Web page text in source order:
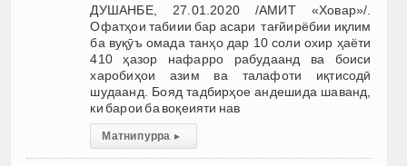
ДУШАНБЕ, 27.01.2020 /АМИТ «Ховар»/.
Офатҳои табиии бар асари тағйирёбии иқлим
ба вуқӯъ омада танҳо дар 10 соли охир ҳаёти
410 ҳазор нафарро рабудаанд ва боиси
харобиҳои азим ва талафоти иқтисодӣ
шудаанд. Бояд тадбирҳое андешида шаванд,
ки барои ба воқеияти нав
Матни пурра ▸